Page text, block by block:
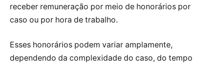
receber remuneração por meio de honorários por
caso ou por hora de trabalho.
Esses honorários podem variar amplamente,
dependendo da complexidade do caso, do tempo